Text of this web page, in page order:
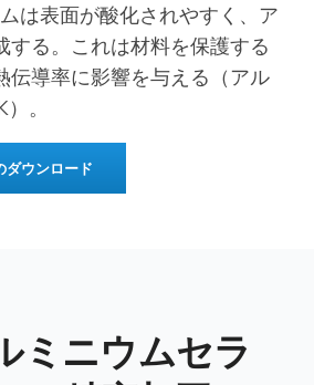
は表面が酸化されやすく、ア
する。これは材料を保護する
伝導率に影響を与える（アル
。
ダウンロード
ミニウムセラ